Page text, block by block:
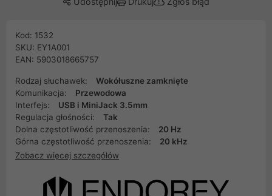
Kod: 1532
SKU: EY1A001
EAN: 5903018665757
Rodzaj słuchawek:
Wokółuszne zamknięte
Komunikacja:
Przewodowa
Interfejs:
USB i MiniJack 3.5mm
Regulacja głośności:
Tak
Dolna częstotliwość przenoszenia:
20 Hz
Górna częstotliwość przenoszenia:
20 kHz
Zobacz więcej szczegółów